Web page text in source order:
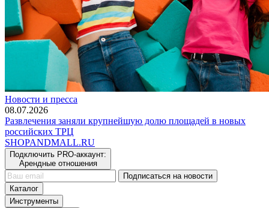
Новости и пресса
08.07.2026
Развлечения заняли крупнейшую долю площадей в новых
российских ТРЦ
SHOPANDMALL.RU
Подключить PRO-аккаунт:
Арендные отношения
Подписаться на новости
Каталог
Инструменты